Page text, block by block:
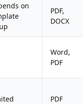
on
PDF,
DOCX
Word,
PDF
PDF